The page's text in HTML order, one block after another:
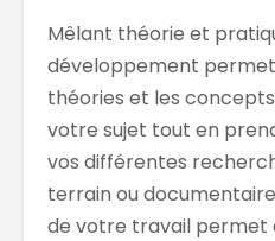
Mêlant théorie et
développement
théories et les
votre sujet tout en
vos différentes
terrain ou
de votre travail permet